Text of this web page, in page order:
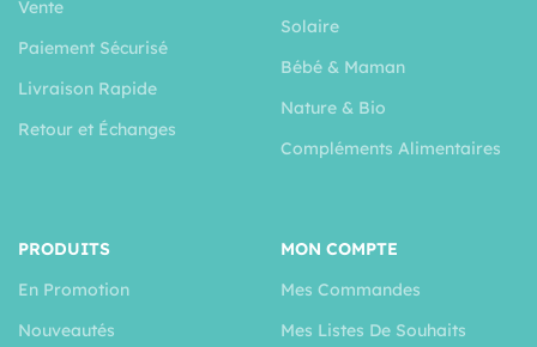
Vente
Paiement Sécurisé
Livraison Rapide
Retour et Échanges
Solaire
Bébé & Maman
Nature & Bio
Compléments Alimentaires
PRODUITS
En Promotion
Nouveautés
MON COMPTE
Mes Commandes
Mes Listes De Souhaits